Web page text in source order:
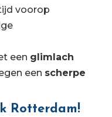
voorop
een glimlach
een scherpe
Rotterdam!